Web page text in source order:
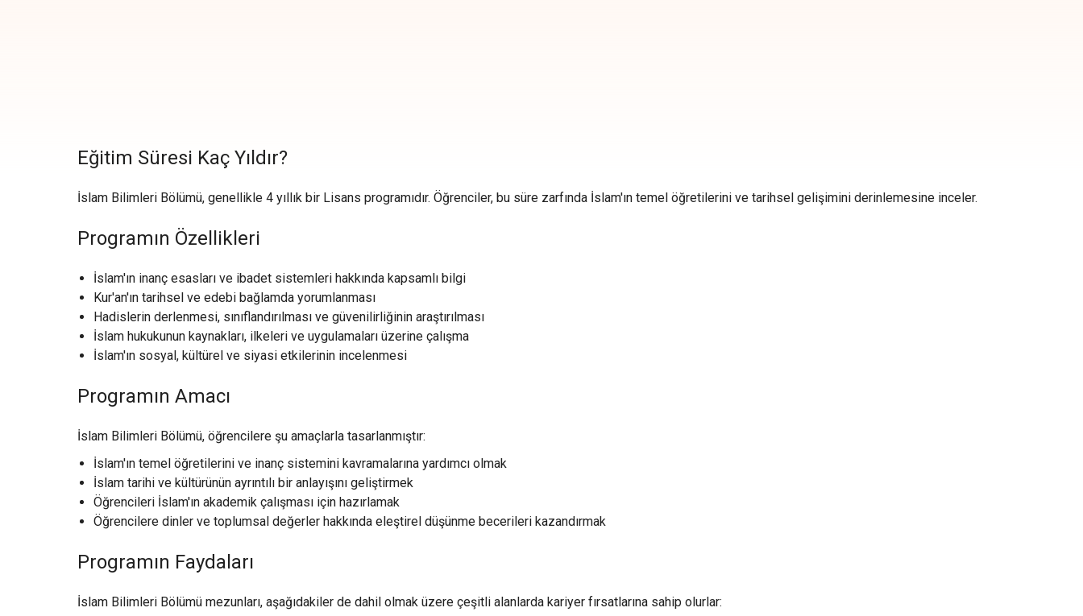
Eğitim Süresi Kaç Yıldır?
İslam Bilimleri Bölümü, genellikle 4 yıllık bir Lisans programıdır. Öğrenciler, bu süre zarfında İslam'ın temel öğretilerini ve tarihsel gelişimini derinlemesine inceler.
Programın Özellikleri
İslam'ın inanç esasları ve ibadet sistemleri hakkında kapsamlı bilgi
Kur'an'ın tarihsel ve edebi bağlamda yorumlanması
Hadislerin derlenmesi, sınıflandırılması ve güvenilirliğinin araştırılması
İslam hukukunun kaynakları, ilkeleri ve uygulamaları üzerine çalışma
İslam'ın sosyal, kültürel ve siyasi etkilerinin incelenmesi
Programın Amacı
İslam Bilimleri Bölümü, öğrencilere şu amaçlarla tasarlanmıştır:
İslam'ın temel öğretilerini ve inanç sistemini kavramalarına yardımcı olmak
İslam tarihi ve kültürünün ayrıntılı bir anlayışını geliştirmek
Öğrencileri İslam'ın akademik çalışması için hazırlamak
Öğrencilere dinler ve toplumsal değerler hakkında eleştirel düşünme becerileri kazandırmak
Programın Faydaları
İslam Bilimleri Bölümü mezunları, aşağıdakiler de dahil olmak üzere çeşitli alanlarda kariyer fırsatlarına sahip olurlar: